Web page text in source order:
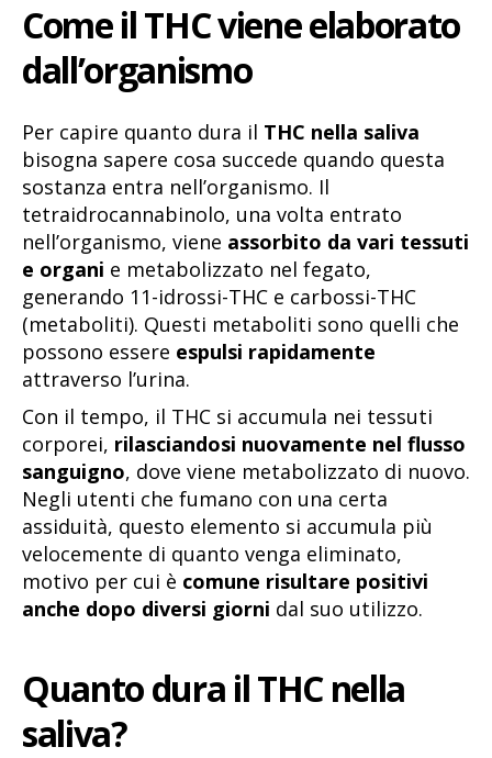
Come il THC viene elaborato
dall’organismo
Per capire quanto dura il THC nella saliva
bisogna sapere cosa succede quando questa
sostanza entra nell’organismo. Il
tetraidrocannabinolo, una volta entrato
nell’organismo, viene assorbito da vari tessuti
e organi e metabolizzato nel fegato,
generando 11-idrossi-THC e carbossi-THC
(metaboliti). Questi metaboliti sono quelli che
possono essere espulsi rapidamente
attraverso l’urina.
Con il tempo, il THC si accumula nei tessuti
corporei, rilasciandosi nuovamente nel flusso
sanguigno, dove viene metabolizzato di nuovo.
Negli utenti che fumano con una certa
assiduità, questo elemento si accumula più
velocemente di quanto venga eliminato,
motivo per cui è comune risultare positivi
anche dopo diversi giorni dal suo utilizzo.
Quanto dura il THC nella
saliva?